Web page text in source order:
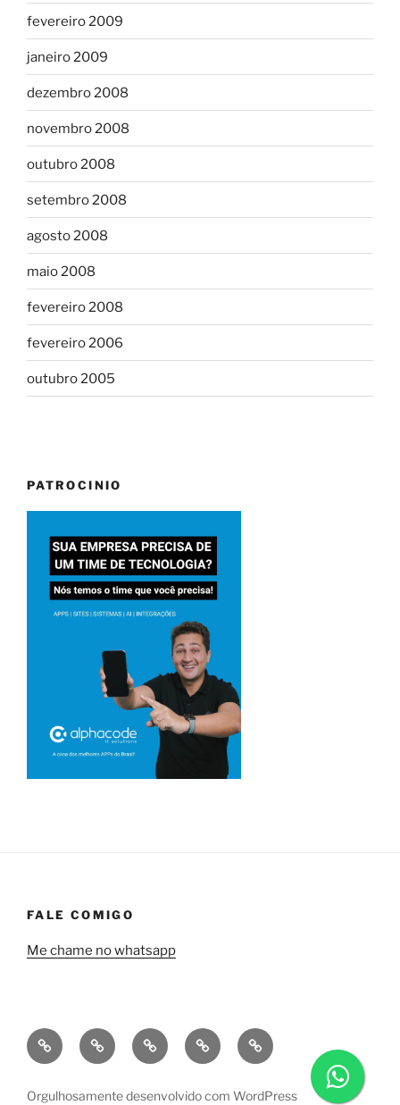
fevereiro 2009
janeiro 2009
dezembro 2008
novembro 2008
outubro 2008
setembro 2008
agosto 2008
maio 2008
fevereiro 2008
fevereiro 2006
outubro 2005
PATROCINIO
FALE COMIGO
Me chame no whatsapp
Quem
sou
Minha
empresa
Contrate
uma
Soluções
financeiras
Tecnologia
Orgulhosamente desenvolvido com WordPress